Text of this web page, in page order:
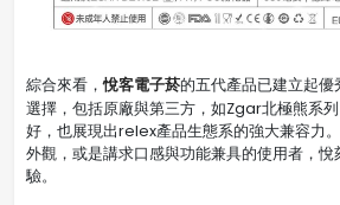
綜合來看，悅客電子菸的五代產品已建立起
選擇，包括原廠與第三方，如Zgar北極熊系
好，也展現出relex產品生態系的強大兼容力
外觀，或是講求口感與功能兼具的使用者，悅
驗。